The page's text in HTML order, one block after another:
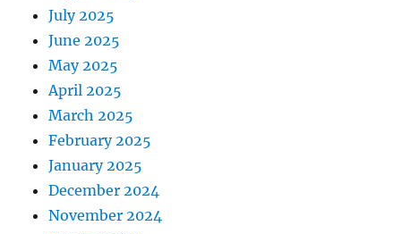
July 2025
June 2025
May 2025
April 2025
March 2025
February 2025
January 2025
December 2024
November 2024